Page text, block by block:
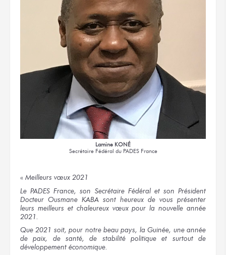
Lamine KONÉ
Secrétaire Fédéral du PADES France
« Meilleurs vœux 2021
Le PADES France, son Secrétaire Fédéral et son Président
Docteur Ousmane KABA sont heureux de vous présenter
leurs meilleurs et chaleureux vœux pour la nouvelle année
2021.
Que 2021 soit, pour notre beau pays, la Guinée, une année
de paix, de santé, de stabilité politique et surtout de
développement économique.